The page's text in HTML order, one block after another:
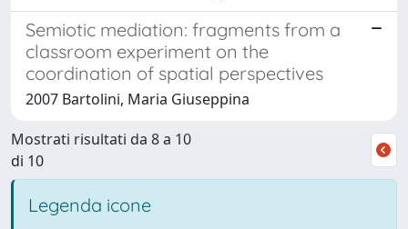
Semiotic mediation: fragments from a
classroom experiment on the
coordination of spatial perspectives
2007 Bartolini, Maria Giuseppina
Mostrati risultati da 8 a 10
di 10
Legenda icone